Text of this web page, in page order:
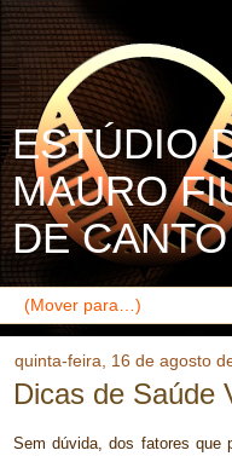
ESTÚDIO
MAURO
DE CANTO
quinta-feira, 16 de agosto
Dicas de Saúde
Sem dúvida, dos fatores que